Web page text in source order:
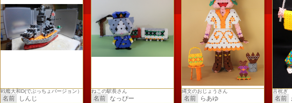
戦艦大和D(でぶっちょバージョン）
名前 しんじ
ねこの駅長さん
名前 なっぴー
縄文のおじょうさん
名前 らあゆ
言祝ぎ
名前